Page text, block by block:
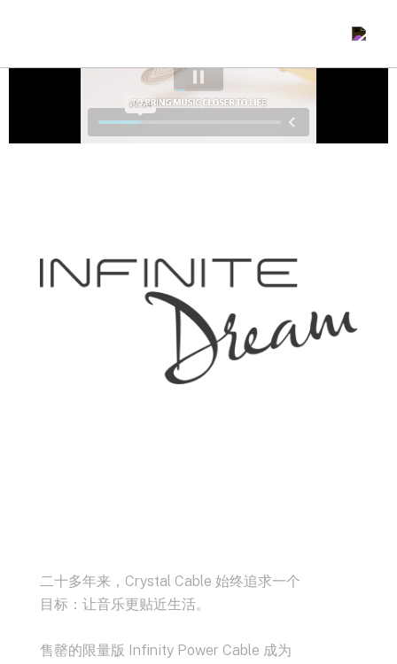
二十多年来，Crystal Cable 始终追求一个
目标：让音乐更贴近生活。
售罄的限量版 Infinity Power Cable 成为